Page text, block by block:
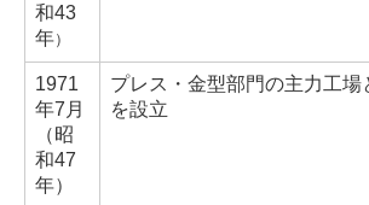
和43
年）
1971
年7月
（昭
和47
年）
プレス・金型部門の主力工場
を設立